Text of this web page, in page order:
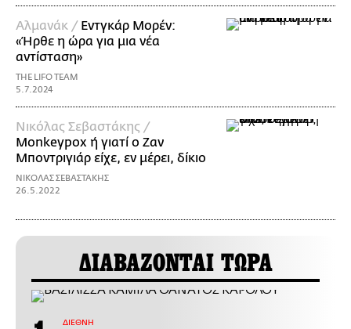
Αλμανάκ / Εντγκάρ Μορέν:
«Ήρθε η ώρα για μια νέα
αντίσταση»
THE LIFO TEAM
5.7.2024
Νικόλας Σεβαστάκης /
Monkeypox ή γιατί ο Ζαν
Μποντριγιάρ είχε, εν μέρει, δίκιο
ΝΙΚΟΛΑΣ ΣΕΒΑΣΤΑΚΗΣ
26.5.2022
ΔΙΑΒΑΖΟΝΤΑΙ ΤΩΡΑ
ΔΙΕΘΝΗ